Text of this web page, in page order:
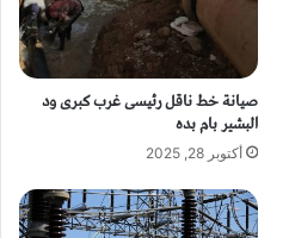
صيانة خط ناقل رئيسى غرب كبرى ود
البشير بام بده
أكتوبر 28, 2025